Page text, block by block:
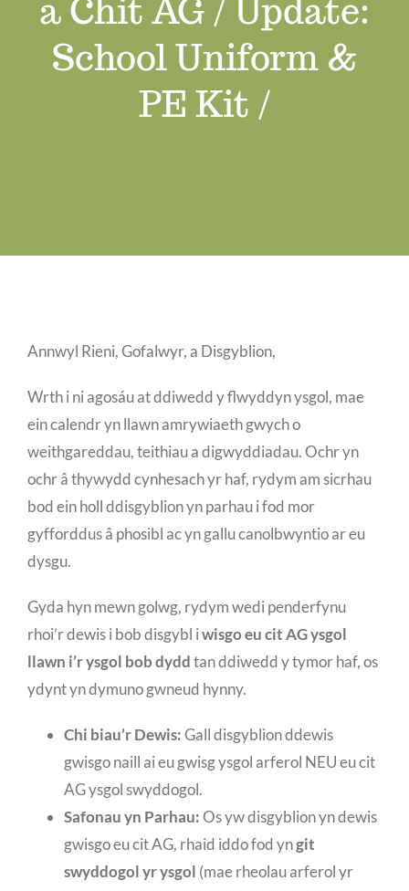
Swyddi Gwag
Cyswllt
a Chit AG / Update:
School Uniform &
PE Kit /
Annwyl Rieni, Gofalwyr, a Disgyblion,
Wrth i ni agosáu at ddiwedd y flwyddyn ysgol, mae
ein calendr yn llawn amrywiaeth gwych o
weithgareddau, teithiau a digwyddiadau. Ochr yn
ochr â thywydd cynhesach yr haf, rydym am sicrhau
bod ein holl ddisgyblion yn parhau i fod mor
gyfforddus â phosibl ac yn gallu canolbwyntio ar eu
dysgu.
Gyda hyn mewn golwg, rydym wedi penderfynu
rhoi’r dewis i bob disgybl iwisgo eu cit AG ysgol
llawn i’r ysgol bob dyddtan ddiwedd y tymor haf, os
ydynt yn dymuno gwneud hynny.
Chi biau’r Dewis:Gall disgyblion ddewis
gwisgo naill ai eu gwisg ysgol arferol NEU eu cit
AG ysgol swyddogol.
Safonau yn Parhau:Os yw disgyblion yn dewis
gwisgo eu cit AG, rhaid iddo fod yngit
swyddogol yr ysgol (mae rheolau arferol yr